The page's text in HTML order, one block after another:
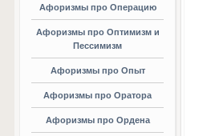
Афоризмы про Операцию
Афоризмы про Оптимизм и
Пессимизм
Афоризмы про Опыт
Афоризмы про Оратора
Афоризмы про Ордена